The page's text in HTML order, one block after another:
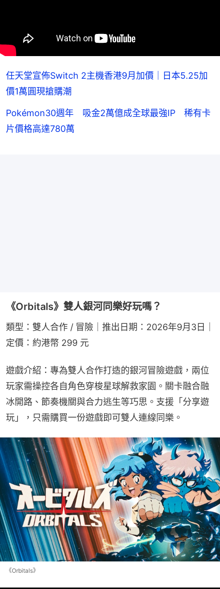
任天堂宣佈Switch 2主機香港9月加價｜日本5.25加
價1萬圓現搶購潮
Pokémon30週年 吸金2萬億成全球最強IP 稀有卡
片價格高達780萬
《Orbitals》雙人銀河同樂好玩嗎？
類型：雙人合作 / 冒險｜推出日期：2026年9月3日｜
定價：約港幣 299 元
遊戲介紹：專為雙人合作打造的銀河冒險遊戲，兩位
玩家需操控各自角色穿梭星球解救家園。關卡融合融
冰開路、節奏機關與合力逃生等巧思。支援「分享遊
玩」，只需購買一份遊戲即可雙人連線同樂。
《Orbitals》